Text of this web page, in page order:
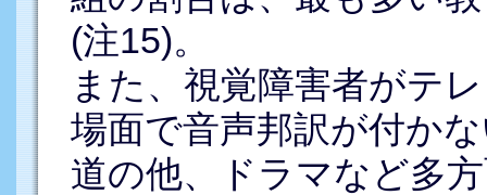
(注15)。
また、視覚障害者がテ
場面で音声邦訳が付か
道の他、ドラマなど多